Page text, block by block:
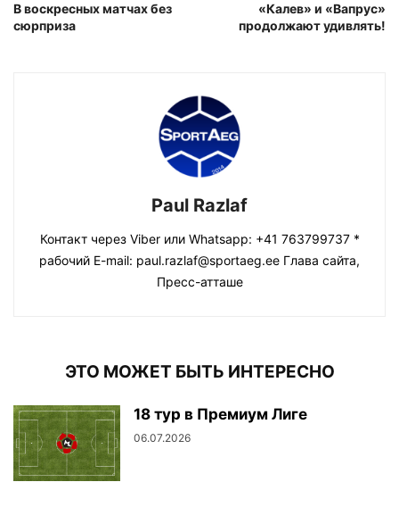
В воскресных матчах без
сюрприза
«Калев» и «Вапрус»
продолжают удивлять!
Paul Razlaf
Контакт через Viber или Whatsapp: +41 763799737 *
рабочий E-mail: paul.razlaf@sportaeg.ee Глава сайта,
Пресс-атташе
ЭТО МОЖЕТ БЫТЬ ИНТЕРЕСНО
18 тур в Премиум Лиге
06.07.2026